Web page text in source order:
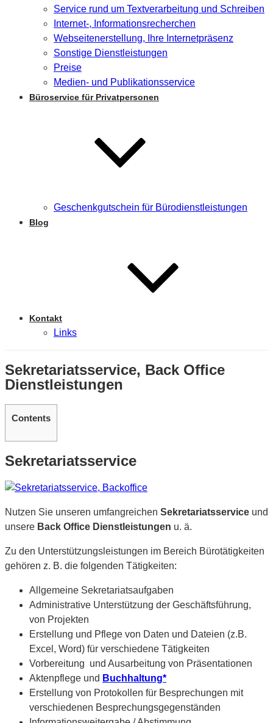
Service rund um Textverarbeitung und Schreiben
Internet-, Informationsrecherchen
Webseitenerstellung, Ihre Internetpräsenz
Sonstige Dienstleistungen
Preise
Medien- und Publikationsservice
Büroservice für Privatpersonen
Geschenkgutschein für Bürodienstleistungen
Blog
Kontakt
Links
Sekretariatsservice, Back Office
Dienstleistungen
Contents
Sekretariatsservice
Nutzen Sie unseren umfangreichen Sekretariatsservice und
unsere Back Office Dienstleistungen u. ä.
Zu den Unterstützungsleistungen im Bereich Bürotätigkeiten
gehören z. B. die folgenden Tätigkeiten:
Allgemeine Sekretariatsaufgaben
Administrative Unterstützung der Geschäftsführung,
von Projekten
Erstellung und Pflege von Daten und Dateien (z.B.
Excel, Word) für verschiedene Tätigkeiten
Vorbereitung und Ausarbeitung von Präsentationen
Aktenpflege und Buchhaltung*
Erstellung von Protokollen für Besprechungen mit
verschiedenen Besprechungsgegenständen